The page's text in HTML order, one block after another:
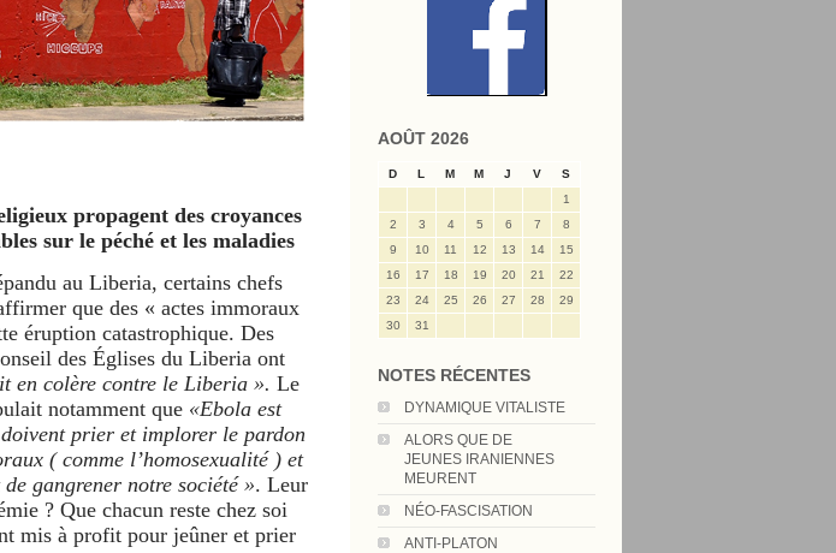
AOÛT 2026
D L M M J V
S
1
2
3 4 5 6 7
8
9
10 11 12 13 14
15
16
17 18 19 20 21
22
23
24 25 26 27 28
29
30
31
NOTES RÉCENTES
DYNAMIQUE VITALISTE
ALORS QUE DE
JEUNES IRANIENNES
MEURENT
NÉO-FASCISATION
ANTI-PLATON
propagent des croyances
sur le péché et les maladies
au Liberia, certains chefs
que des « actes immoraux
éruption catastrophique. Des
des Églises du Liberia ont
en colère contre le Liberia ». Le
notamment que «Ebola est
prier et implorer le pardon
( comme l’homosexualité ) et
gangrener notre société ». Leur
? Que chacun reste chez soi
mis à profit pour jeûner et prier